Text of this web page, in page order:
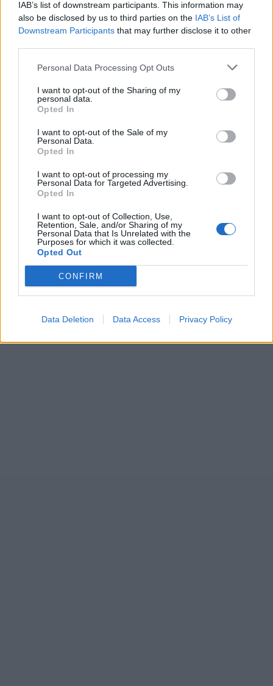
IAB’s list of downstream participants. This information may
also be disclosed by us to third parties on the IAB’s List of
Downstream Participants that may further disclose it to other
Personal Data Processing Opt Outs
I want to opt-out of the Sharing of my
personal data.
Opted In
I want to opt-out of the Sale of my
Personal Data.
Opted In
I want to opt-out of processing my
Personal Data for Targeted Advertising.
Opted In
I want to opt-out of Collection, Use,
Retention, Sale, and/or Sharing of my
Personal Data that Is Unrelated with the
Purposes for which it was collected.
Opted Out
CONFIRM
Data Deletion Data Access Privacy Policy
Καρδιακή βαλβιδοπάθεια
Πηγή: Bigstock
Photo 5/5
Υπερδραστήριος θυρεοειδής